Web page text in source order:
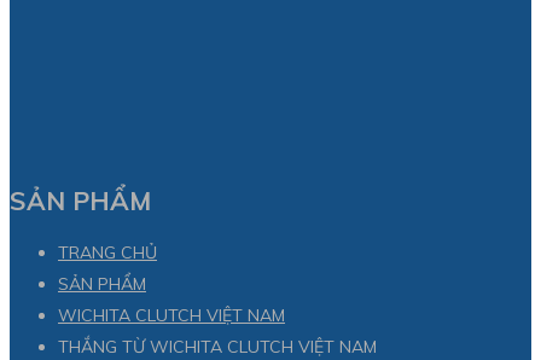
SẢN PHẨM
TRANG CHỦ
SẢN PHẨM
WICHITA CLUTCH VIỆT NAM
THẮNG TỪ WICHITA CLUTCH VIỆT NAM